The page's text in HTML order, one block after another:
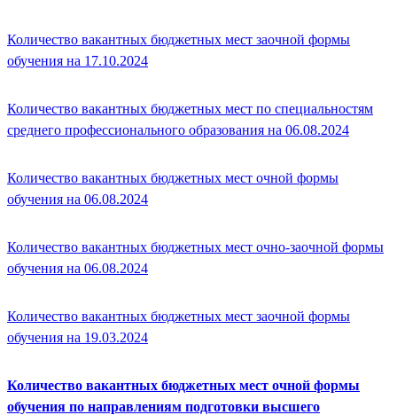
Количество вакантных бюджетных мест заочной формы
обучения на 17.10.2024
Количество вакантных бюджетных мест по специальностям
среднего профессионального образования на 06.08.2024
Количество вакантных бюджетных мест очной формы
обучения на 06.08.2024
Количество вакантных бюджетных мест очно-заочной формы
обучения на 06.08.2024
Количество вакантных бюджетных мест заочной формы
обучения на 19.03.2024
Количество вакантных бюджетных мест очной формы
обучения по направлениям подготовки высшего